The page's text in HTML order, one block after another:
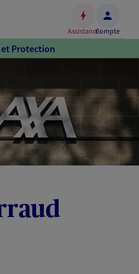
au
page
AssistanceCompte
et Protection